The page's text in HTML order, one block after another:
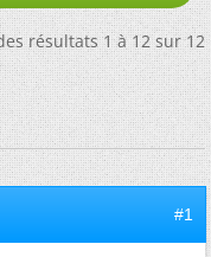
résultats 1 à 12 sur 12
#1